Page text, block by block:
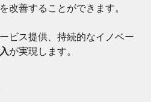
改善することができます。
ビス提供、持続的なイノベー
が実現します。